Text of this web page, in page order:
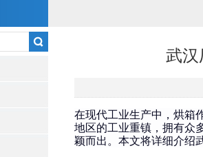
武汉
在现代工业生产中，烘箱
地区的工业重镇，拥有众
颖而出。本文将详细介绍